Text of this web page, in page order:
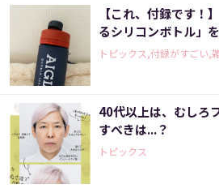
【これ、付録です！
るシリコンボトル」
トピックス,付録がすごい,
40代以上は、むしろ
すべきは...？
トピックス